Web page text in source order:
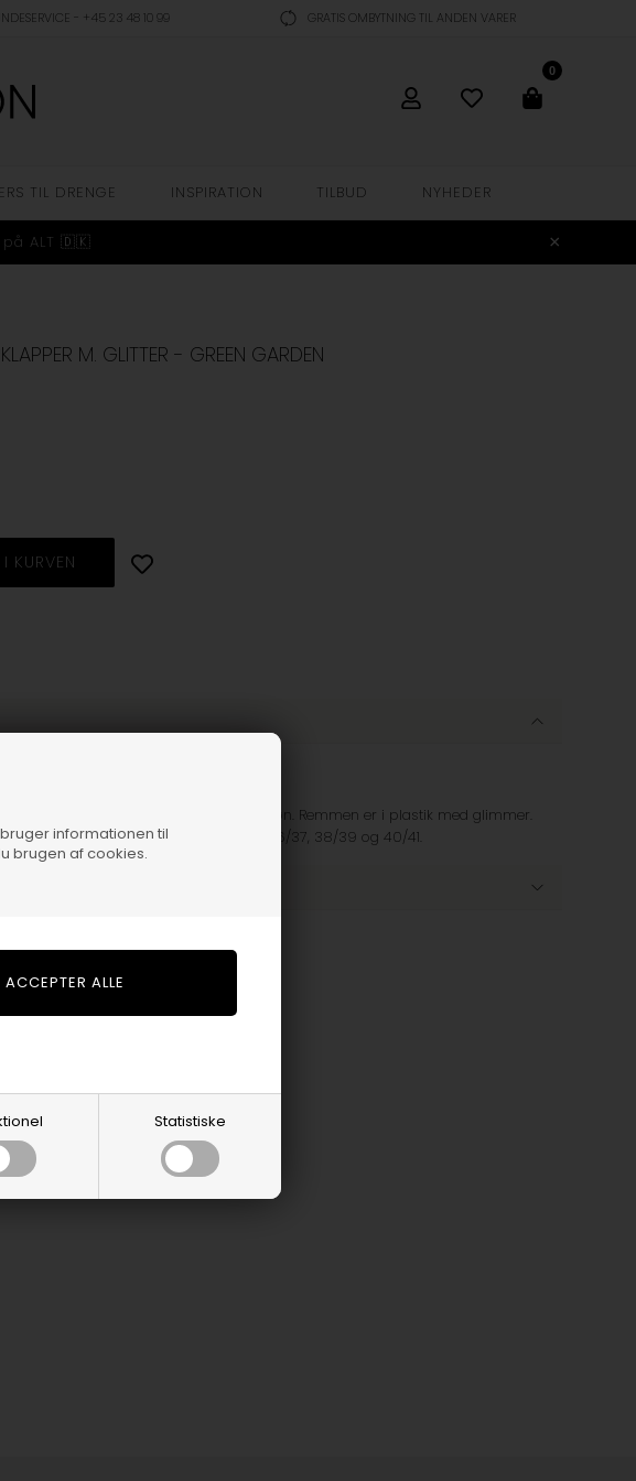
informationen til
brugen af cookies.
Statistiske
- +45 23 48 10 99 GRATIS OMBYTNING TIL ANDEN VARER
0
TIL DRENGE INSPIRATION TILBUD NYHEDER
på ALT 🇩🇰
M. GLITTER - GREEN GARDEN
Rosemunde. De kommer her i en flot grøn. Remmen er i plastik med glimmer.
hoppe i! De kører i dobbelt størrelser 36/37, 38/39 og 40/41.